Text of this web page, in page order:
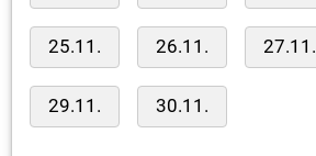
25.11. 26.11. 27.11.
29.11. 30.11.